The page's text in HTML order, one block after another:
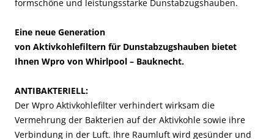
formschöne und leistungsstarke Dunstabzugshauben.
Eine neue Generation
von Aktivkohlefiltern für Dunstabzugshauben bietet
Ihnen Wpro von Whirlpool – Bauknecht.
ANTIBAKTERIELL:
Der Wpro Aktivkohlefilter verhindert wirksam die
Vermehrung der Bakterien auf der Aktivkohle sowie ihre
Verbindung in der Luft. Ihre Raumluft wird gesünder und